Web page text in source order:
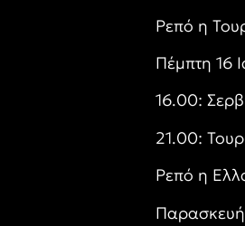
Ρεπό η
Πέμπτη 16
16.00:
21.00:
Ρεπό η
Παρασκευή